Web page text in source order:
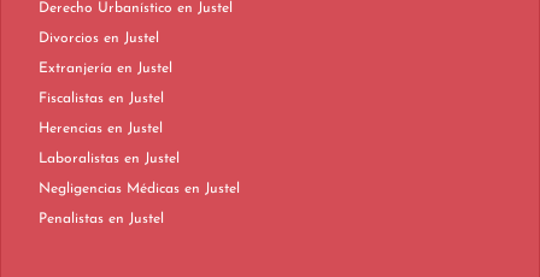
Derecho Urbanístico en Justel
Divorcios en Justel
Extranjería en Justel
Fiscalistas en Justel
Herencias en Justel
Laboralistas en Justel
Negligencias Médicas en Justel
Penalistas en Justel